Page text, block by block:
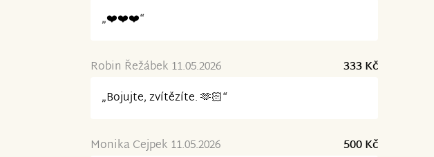
„❤️❤️❤️“
Robin Řežábek 11.05.2026
333 Kč
„Bojujte, zvítězíte. 🫶🏻“
Monika Cejpek 11.05.2026
500 Kč